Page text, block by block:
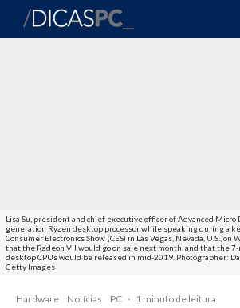
Lisa Su, president and chief executive officer of Advanced Micro
generation Ryzen desktop processor while speaking during a
Consumer Electronics Show (CES) in Las Vegas, Nevada, U.S., on
that the Radeon VII would go on sale next month, and that the
desktop CPUs would be released in mid-2019. Photographer:
Getty Images
Hardware Notícias PC · 1 minuto de leitura